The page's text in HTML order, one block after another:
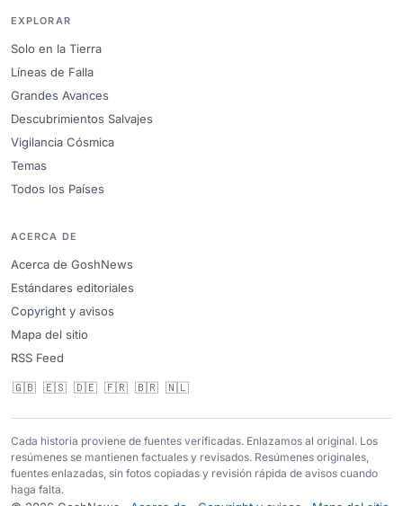
EXPLORAR
Solo en la Tierra
Líneas de Falla
Grandes Avances
Descubrimientos Salvajes
Vigilancia Cósmica
Temas
Todos los Países
ACERCA DE
Acerca de GoshNews
Estándares editoriales
Copyright y avisos
Mapa del sitio
RSS Feed
🇬🇧 🇪🇸 🇩🇪 🇫🇷 🇧🇷 🇳🇱
Cada historia proviene de fuentes verificadas. Enlazamos al original. Los
resúmenes se mantienen factuales y revisados. Resúmenes originales,
fuentes enlazadas, sin fotos copiadas y revisión rápida de avisos cuando
haga falta.